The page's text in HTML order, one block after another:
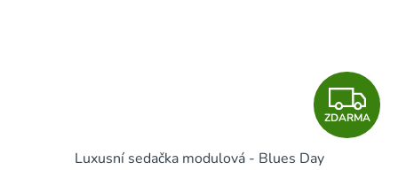
Z
D
ZDARMA
Luxusní sedačka modulová - Blues Day